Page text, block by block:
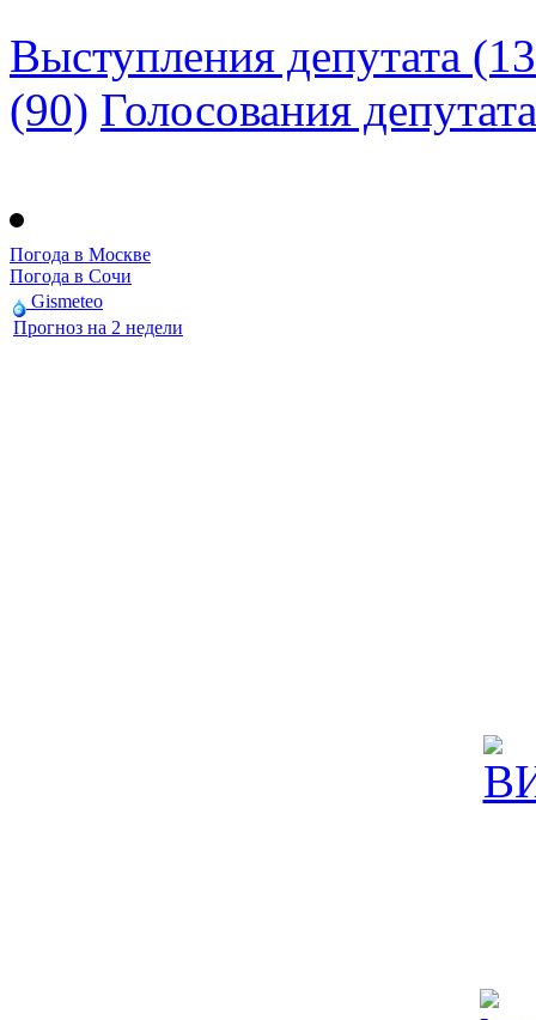
Выступления депутата
(90) Голосования депутата
Погода в Москве
Погода в Сочи
Gismeteo
Прогноз на 2 недели